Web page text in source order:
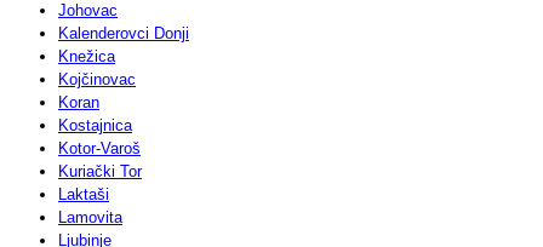
Johovac
Kalenderovci Donji
Knežica
Kojčinovac
Koran
Kostajnica
Kotor-Varoš
Kuriački Tor
Laktaši
Lamovita
Ljubinje